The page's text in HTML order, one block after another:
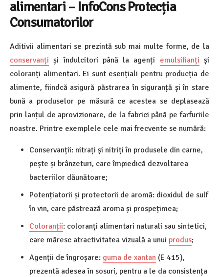
alimentari – InfoCons Protecția
Consumatorilor
Aditivii alimentari se prezintă sub mai multe forme, de la
conservanți și îndulcitori până la agenți emulsifianți și
coloranți alimentari. Ei sunt esențiali pentru producția de
alimente, fiindcă asigură păstrarea în siguranță și în stare
bună a produselor pe măsură ce acestea se deplasează
prin lanțul de aprovizionare, de la fabrici până pe farfuriile
noastre. Printre exemplele cele mai frecvente se numără:
Conservanții: nitrați și nitriți în produsele din carne,
pește și brânzeturi, care împiedică dezvoltarea
bacteriilor dăunătoare;
Potențiatorii și protectorii de aromă: dioxidul de sulf
în vin, care păstrează aroma și prospețimea;
Coloranții: coloranți alimentari naturali sau sintetici,
care măresc atractivitatea vizuală a unui produs;
Agenții de îngroșare: guma de xantan (E 415),
prezentă adesea în sosuri, pentru a le da consistența